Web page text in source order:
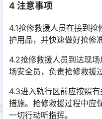
4 注意事项
4.1抢修救援人员在接到
护用品，并快速做好抢修
4.2抢修救援人员到达现
场安全员，负责抢修救援
4.3进入轨行区前应按照
措施。抢修救援过程中应
一切行动听指挥。